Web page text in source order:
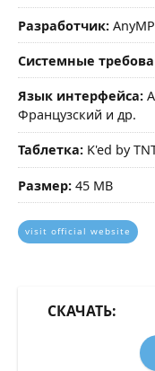
Разработчик:
Системные
Язык интерфейса:
Французский и др.
Таблетка: K'ed by
Размер: 45 MB
visit official website
СКАЧАТЬ: